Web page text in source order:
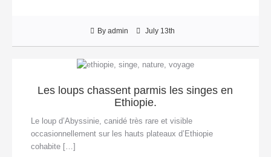
By admin July 13th
Les loups chassent parmis les singes en
Ethiopie.
Le loup d’Abyssinie, canidé très rare et visible
occasionnellement sur les hauts plateaux d’Ethiopie
cohabite […]